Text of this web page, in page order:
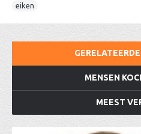
eiken
MENSEN
MEEST